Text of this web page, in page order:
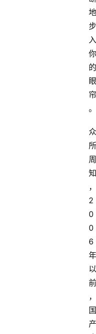
地
步
入
你
的
眼
帘
。
众
所
周
知
，
2
0
0
6
年
以
前
，
国
产